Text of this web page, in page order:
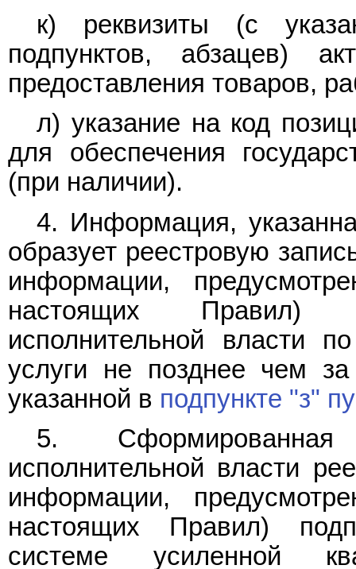
к) реквизиты (с
подпунктов, абзацев)
предоставления товаров,
л) указание на код
для обеспечения
(при наличии).
4. Информация,
образует реестровую
информации,
настоящих Правил)
исполнительной власти
услуги не позднее чем
указанной в подпункте "з"
5. Сформированная
исполнительной власти
информации,
настоящих Правил)
системе усиленной